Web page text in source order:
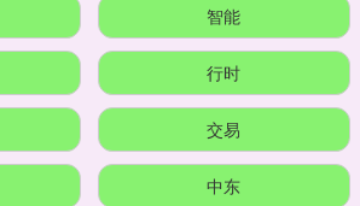
智能
行时
交易
中东